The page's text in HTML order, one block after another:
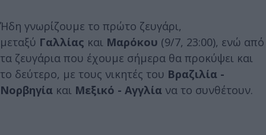
Ήδη γνωρίζουμε το πρώτο ζευγάρι,
μεταξύ Γαλλίας και Μαρόκου (9/7, 23:00), ενώ από
τα ζευγάρια που έχουμε σήμερα θα προκύψει και
το δεύτερο, με τους νικητές του Βραζιλία -
Νορβηγία και Μεξικό - Αγγλία να το συνθέτουν.